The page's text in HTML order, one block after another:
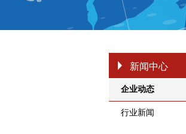
新闻中心
企业动态
行业新闻